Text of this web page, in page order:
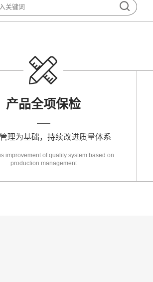
产品全项保检
理为基础，持续改进质量体系
improvement of quality system based on
production management